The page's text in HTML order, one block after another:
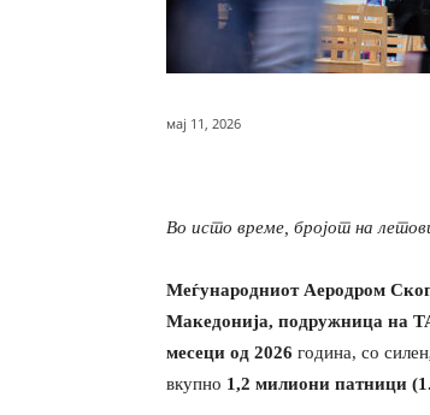
мај 11, 2026
Во исто време, бројот на
Меѓународниот Аеродром
Македонија, подружница на
месеци од 2026 година, со силен
вкупно 1,2 милиони патници